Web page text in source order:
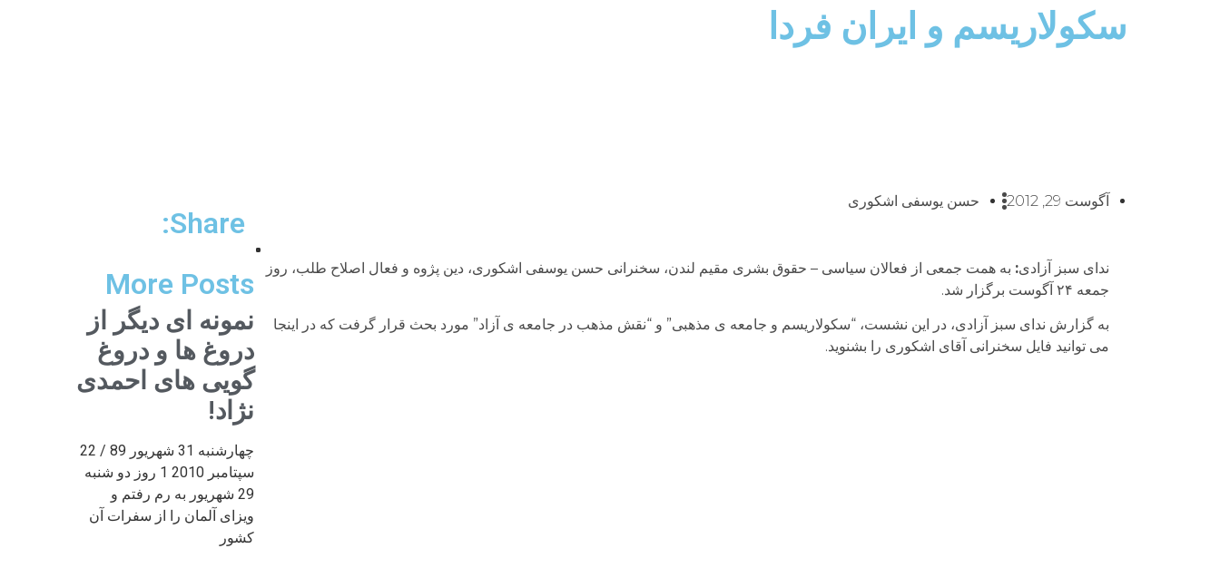
سکولاریسم و ایران فردا
آگوست 29, 2012 حسن یوسفی اشکوری
ندای سبز آزادی: به همت جمعی از فعالان سیاسی – حقوق بشری مقیم لندن، سخنرانی حسن یوسفی اشکوری، دین پژوه و فعال اصلاح طلب، روز
جمعه ۲۴ آگوست برگزار شد.
به گزارش ندای سبز آزادی، در این نشست، “سکولاریسم و جامعه ی مذهبی” و “نقش مذهب در جامعه ی آزاد” مورد بحث قرار گرفت که در اینجا
می توانید فایل سخنرانی آقای اشکوری را بشنوید.
Share:
More Posts
نمونه ای دیگر از
دروغ ها و دروغ
گویی های احمدی
نژاد!
چهارشنبه 31 شهریور 89 / 22
سپتامبر 2010 1 روز دو شنبه
29 شهریور به رم رفتم و
ویزای آلمان را از سفرات آن
کشور